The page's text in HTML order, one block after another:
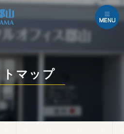
トマップ